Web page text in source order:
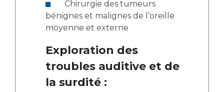
bénignes et malignes de l’oreille
moyenne et externe
Exploration des
troubles auditive et de
la surdité :